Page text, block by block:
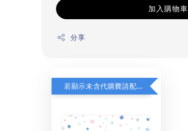
加入購物車
分享
若顯示未含代購費請配對加購(未加購視同無效訂單)